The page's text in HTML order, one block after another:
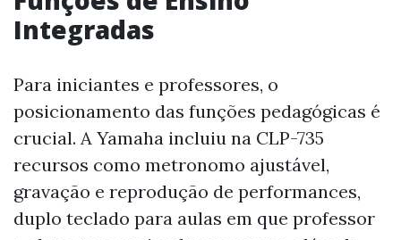
Integradas
Para iniciantes e professores, o
posicionamento das funções pedagógicas é
crucial. A Yamaha incluiu na CLP-735
recursos como metronomo ajustável,
gravação e reprodução de performances,
duplo teclado para aulas em que professor